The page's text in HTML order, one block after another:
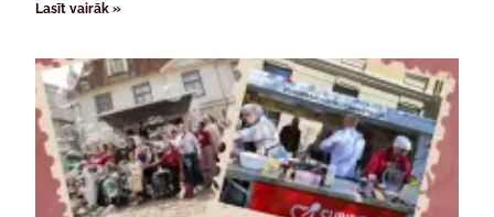
Lasīt vairāk »